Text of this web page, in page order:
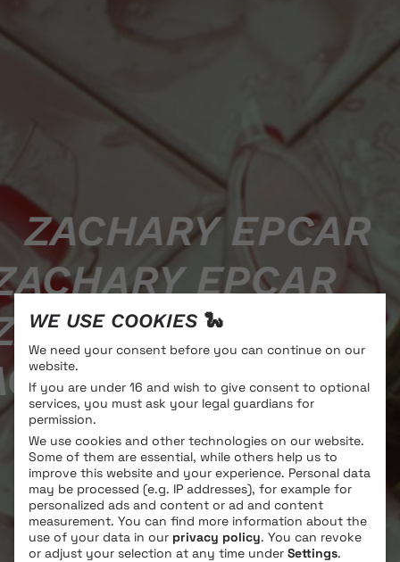
ZACHARY EPCAR
EPCAR
EPCAR
EPCAR
WE USE COOKIES 🐍
We need your consent before you can continue on our
website.
If you are under 16 and wish to give consent to optional
services, you must ask your legal guardians for
permission.
We use cookies and other technologies on our website.
Some of them are essential, while others help us to
improve this website and your experience. Personal data
may be processed (e.g. IP addresses), for example for
personalized ads and content or ad and content
measurement. You can find more information about the
use of your data in our privacy policy. You can revoke
or adjust your selection at any time under Settings.